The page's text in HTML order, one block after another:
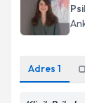
Adres 1